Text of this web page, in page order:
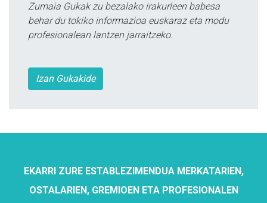
Zumaia Gukak zu bezalako irakurleen babesa
behar du tokiko informazioa euskaraz eta modu
profesionalean lantzen jarraitzeko.
Izan Gukakide
EKARRI ZURE ESTABLEZIMENDUA MERKATARIEN,
OSTALARIEN, GREMIOEN ETA PROFESIONALEN